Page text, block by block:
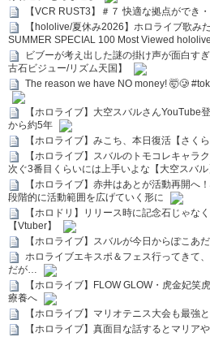
【VCR RUST3】＃７ 快適な拠点ができ
【hololive/夏休み2026】ホロライブ歌み
SUMMER SPECIAL 100 Most Viewed
ビブーが考え出した謎の掛け声が面白す
古石ビジュー/リズム天国】
The reason we have NO money! 🤯🥲
【ホロライブ】大空スバルさんYouTube
から約5年
【ホロライブ】みこち、本日復活【さくら
【ホロライブ】スバルのトモコレキャラ
次ぐ3番目くらいには上手いよな【大空スバル
【ホロライブ】赤井はあとが活動再開へ
段階的に活動範囲を広げていく形に
【ホロドリ】リリース時に記念石じゃな
【Vtuber】
【ホロライブ】スバルが今日からぽこあ
ホロライブエキスポ＆フェス行ってきて
だが…
【ホロライブ】FLOW GLOW・虎金妃
療養へ
【ホロライブ】マリオテニス大会も最強
【ホロライブ】真面目な話するとマリア